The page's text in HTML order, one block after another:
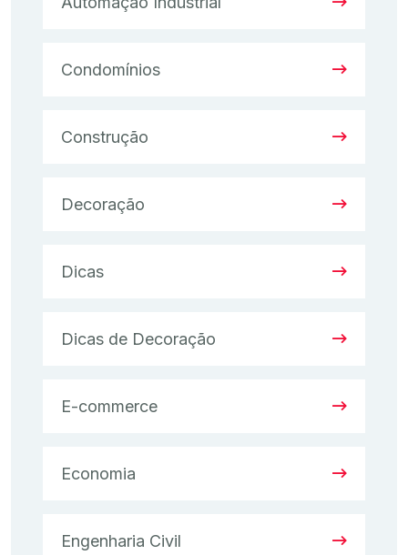
Condomínios
Construção
Decoração
Dicas
Dicas de Decoração
E-commerce
Economia
Engenharia Civil